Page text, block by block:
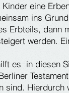
eine
ins
Erbteils, dann
werden.
es in diesen
sind.